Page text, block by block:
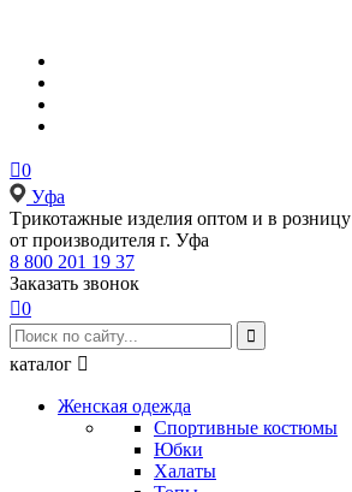
0
Уфа
Tрикотажные изделия оптом и в розницу
от производителя г. Уфа
8 800 201 19 37
Заказать звонок
0

каталог 
Женская одежда
Спортивные костюмы
Юбки
Халаты